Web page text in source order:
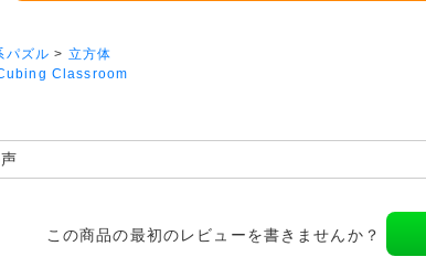
パズル > 立方体
Classroom
この商品の最初のレビューを書きませんか？